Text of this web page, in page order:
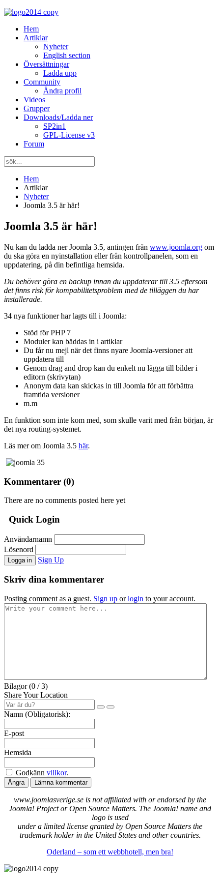
Hem
Artiklar
Nyheter
English section
Översättningar
Ladda upp
Community
Ändra profil
Videos
Grupper
Downloads/Ladda ner
SP2in1
GPL-License v3
Forum
Hem
Artiklar
Nyheter
Joomla 3.5 är här!
Joomla 3.5 är här!
Nu kan du ladda ner Joomla 3.5, antingen från www.joomla.org om
du ska göra en nyinstallation eller från kontrollpanelen, som en
uppdatering, på din befintliga hemsida.
Du behöver göra en backup innan du uppdaterar till 3.5 eftersom
det finns risk för kompabilitetsproblem med de tilläggen du har
installerade.
34 nya funktioner har lagts till i Joomla:
Stöd för PHP 7
Moduler kan bäddas in i artiklar
Du får nu mejl när det finns nyare Joomla-versioner att
uppdatera till
Genom drag and drop kan du enkelt nu lägga till bilder i
editorn (skrivytan)
Anonym data kan skickas in till Joomla för att förbättra
framtida versioner
m.m
En funktion som inte kom med, som skulle varit med från början, är
det nya routing-systemet.
Läs mer om Joomla 3.5 här.
Kommentarer (0)
There are no comments posted here yet
Quick Login
Användarnamn
Lösenord
Logga in Sign Up
Skriv dina kommentarer
Posting comment as a guest. Sign up orlogin to your account.
Bilagor (0 / 3)
Share Your Location
Namn (Obligatorisk):
E-post
Hemsida
Godkänn villkor.
Ångra Lämna kommentar
www.joomlasverige.se is not affiliated with or endorsed by the
Joomla! Project or Open Source Matters. The Joomla! name and
logo is used
under a limited license granted by Open Source Matters the
trademark holder in the United States and other countries.
Oderland – som ett webbhotell, men bra!